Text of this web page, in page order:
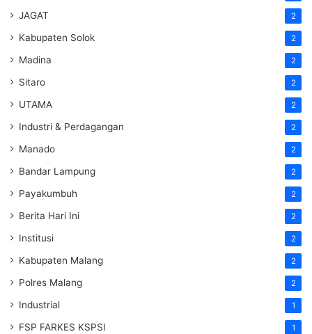
JAGAT 2
Kabupaten Solok 2
Madina 2
Sitaro 2
UTAMA 2
Industri & Perdagangan 2
Manado 2
Bandar Lampung 2
Payakumbuh 2
Berita Hari Ini 2
Institusi 2
Kabupaten Malang 2
Polres Malang 2
Industrial 1
FSP FARKES KSPSI 1